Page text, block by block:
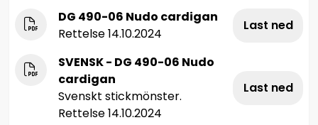
DG 490-06 Nudo cardigan
Rettelse 14.10.2024
Last ned
SVENSK - DG 490-06 Nudo
cardigan
Svenskt stickmönster.
Rettelse 14.10.2024
Last ned